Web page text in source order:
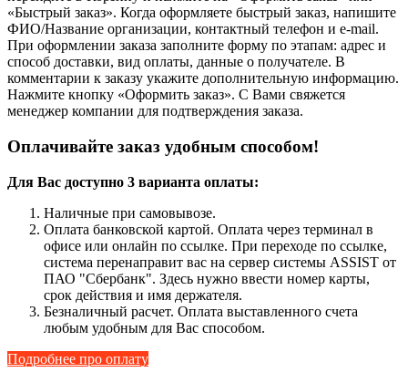
«Быстрый заказ». Когда оформляете быстрый заказ, напишите
ФИО/Название организации, контактный телефон и e-mail.
При оформлении заказа заполните форму по этапам: адрес и
способ доставки, вид оплаты, данные о получателе. В
комментарии к заказу укажите дополнительную информацию.
Нажмите кнопку «Оформить заказ». С Вами свяжется
менеджер компании для подтверждения заказа.
Оплачивайте заказ удобным способом!
Для Вас доступно 3 варианта оплаты:
Наличные при самовывозе.
Оплата банковской картой. Оплата через терминал в
офисе или онлайн по ссылке. При переходе по ссылке,
система перенаправит вас на сервер системы ASSIST от
ПАО "Сбербанк". Здесь нужно ввести номер карты,
срок действия и имя держателя.
Безналичный расчет. Оплата выставленного счета
любым удобным для Вас способом.
Подробнее про оплату